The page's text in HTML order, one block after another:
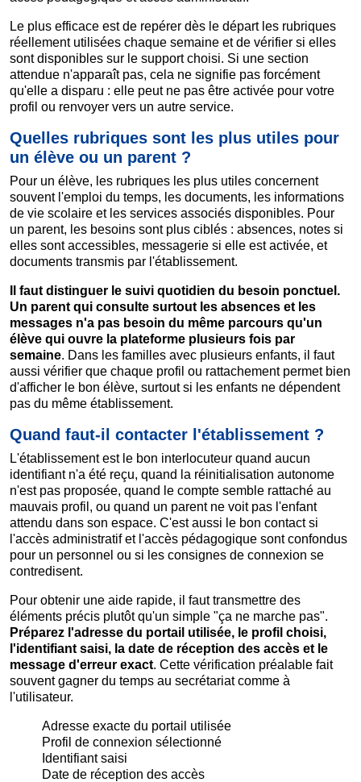
Le plus efficace est de repérer dès le départ les rubriques
réellement utilisées chaque semaine et de vérifier si elles
sont disponibles sur le support choisi. Si une section
attendue n'apparaît pas, cela ne signifie pas forcément
qu'elle a disparu : elle peut ne pas être activée pour votre
profil ou renvoyer vers un autre service.
Quelles rubriques sont les plus utiles pour
un élève ou un parent ?
Pour un élève, les rubriques les plus utiles concernent
souvent l'emploi du temps, les documents, les informations
de vie scolaire et les services associés disponibles. Pour
un parent, les besoins sont plus ciblés : absences, notes si
elles sont accessibles, messagerie si elle est activée, et
documents transmis par l'établissement.
Il faut distinguer le suivi quotidien du besoin ponctuel.
Un parent qui consulte surtout les absences et les
messages n'a pas besoin du même parcours qu'un
élève qui ouvre la plateforme plusieurs fois par
semaine. Dans les familles avec plusieurs enfants, il faut
aussi vérifier que chaque profil ou rattachement permet bien
d'afficher le bon élève, surtout si les enfants ne dépendent
pas du même établissement.
Quand faut-il contacter l'établissement ?
L'établissement est le bon interlocuteur quand aucun
identifiant n'a été reçu, quand la réinitialisation autonome
n'est pas proposée, quand le compte semble rattaché au
mauvais profil, ou quand un parent ne voit pas l'enfant
attendu dans son espace. C'est aussi le bon contact si
l'accès administratif et l'accès pédagogique sont confondus
pour un personnel ou si les consignes de connexion se
contredisent.
Pour obtenir une aide rapide, il faut transmettre des
éléments précis plutôt qu'un simple "ça ne marche pas".
Préparez l'adresse du portail utilisée, le profil choisi,
l'identifiant saisi, la date de réception des accès et le
message d'erreur exact. Cette vérification préalable fait
souvent gagner du temps au secrétariat comme à
l'utilisateur.
Adresse exacte du portail utilisée
Profil de connexion sélectionné
Identifiant saisi
Date de réception des accès